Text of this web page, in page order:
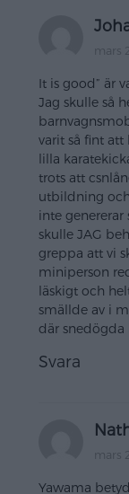
mars
It is good” är
Jag skulle så
varit så fint
lilla
trots att
utbildning
inte
skulle JAG
greppa att vi
miniperson
läskigt och
smällde av i
där snedögda
Svara
mars
Yawama